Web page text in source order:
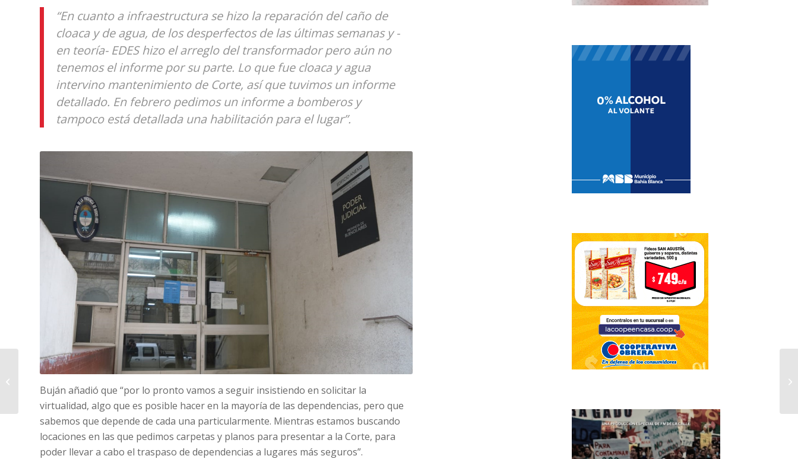
“En cuanto a infraestructura se hizo la reparación del caño de
cloaca y de agua, de los desperfectos de las últimas semanas y -
en teoría- EDES hizo el arreglo del transformador pero aún no
tenemos el informe por su parte. Lo que fue cloaca y agua
intervino mantenimiento de Corte, así que tuvimos un informe
detallado. En febrero pedimos un informe a bomberos y
tampoco está detallada una habilitación para el lugar”.
Buján añadió que “por lo pronto vamos a seguir insistiendo en solicitar la
virtualidad, algo que es posible hacer en la mayoría de las dependencias, pero que
sabemos que depende de cada una particularmente. Mientras estamos buscando
locaciones en las que pedimos carpetas y planos para presentar a la Corte, para
poder llevar a cabo el traspaso de dependencias a lugares más seguros”.
Movilización por una
mejora en el proceso
judicial que atraviesan
niñeces...